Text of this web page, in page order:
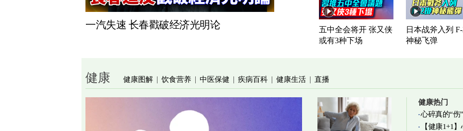
一汽失速 长春戳破经济光明论
五中全会将开 张又侠
或有3种下场
日本战斧入列
神秘飞弹
健康 健康图解 | 饮食营养 | 中医保健 | 疾病百科 | 健康生活 | 直播
健康热门
心碎真的“伤
【健康1+1